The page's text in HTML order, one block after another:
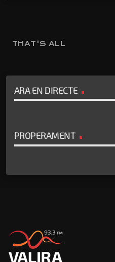
THAT'S ALL
ARA EN DIRECTE
PROPERAMENT